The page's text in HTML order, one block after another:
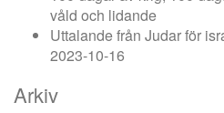
våld och lidande
Uttalande från Judar för
2023-10-16
Arkiv